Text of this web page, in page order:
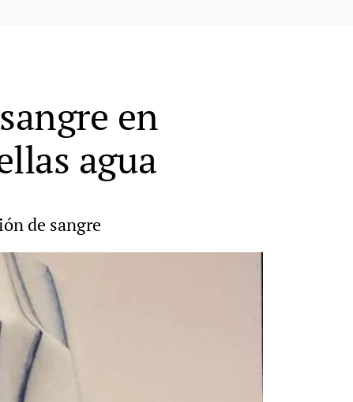
en
agua
de sangre